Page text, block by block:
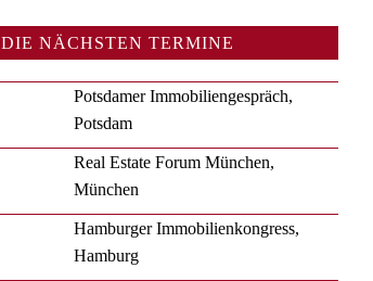
DIE NÄCHSTEN TERMINE
Potsdamer Immobiliengespräch,
Potsdam
Real Estate Forum München,
München
Hamburger Immobilienkongress,
Hamburg